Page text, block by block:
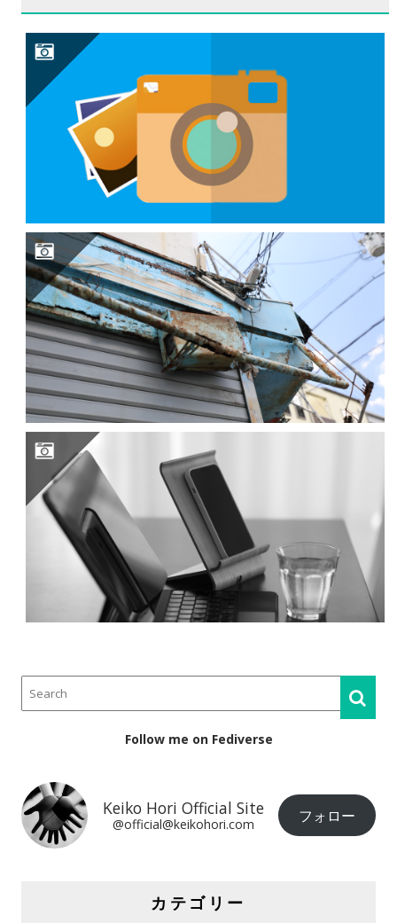
シ
ョ
Follow me on Fediverse
Keiko Hori Official Site
@official@keikohori.com フォロー
カテゴリー